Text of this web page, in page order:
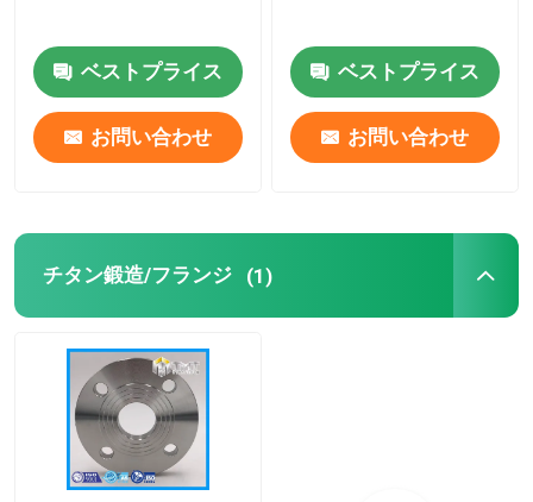
ベストプライス
お問い合わせ
ベストプライス
お問い合わせ
チタン鍛造/フランジ (1)